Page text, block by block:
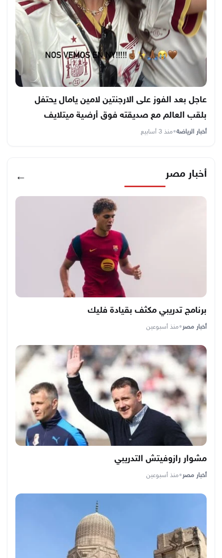
عاجل بعد الفوز على الارجنتين لامين يامال يحتفل
بلقب العالم مع صديقته فوق أرضية ميتلايف
أخبار الرياضة•منذ 3 أسابيع
أخبار مصر ←
برنامج تدريبي مكثف بقيادة فليك
أخبار مصر•منذ أسبوعين
مشوار رازوفيتش التدريبي
أخبار مصر•منذ أسبوعين